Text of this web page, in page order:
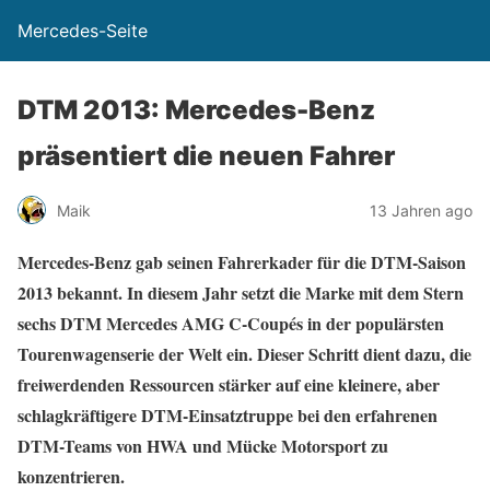
Mercedes-Seite
DTM 2013: Mercedes-Benz
präsentiert die neuen Fahrer
Maik 13 Jahren ago
Mercedes-Benz gab seinen Fahrerkader für die DTM-Saison
2013 bekannt. In diesem Jahr setzt die Marke mit dem Stern
sechs DTM Mercedes AMG C-Coupés in der populärsten
Tourenwagenserie der Welt ein. Dieser Schritt dient dazu, die
freiwerdenden Ressourcen stärker auf eine kleinere, aber
schlagkräftigere DTM-Einsatztruppe bei den erfahrenen
DTM-Teams von HWA und Mücke Motorsport zu
konzentrieren.